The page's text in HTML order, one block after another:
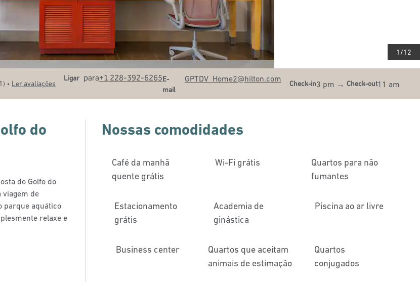
1 /12
) • Ler avaliações
Ligar
Ligue para+1 228-392-6265E-
mail
Email GPTDV_Home2@hilton.com
Check-in3 pm → Check-out11 am
do
do Golfo do
viagem de
parque aquático
relaxe e
Nossas comodidades
Café da manhã
quente grátis
Wi-Fi grátis
Quartos para não
fumantes
Estacionamento
grátis
Academia de
ginástica
Piscina ao ar livre
Business center
Quartos que aceitam
animais de estimação
Quartos
conjugados